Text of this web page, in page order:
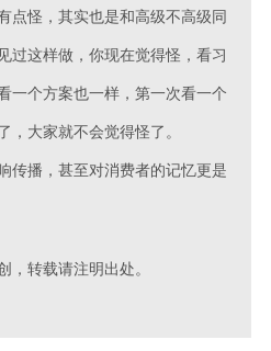
点怪，其实也是和高级不高级同
过这样做，你现在觉得怪，看习
一个方案也一样，第一次看一个
，大家就不会觉得怪了。
传播，甚至对消费者的记忆更是
，转载请注明出处。